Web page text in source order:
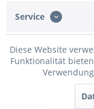
Infos zum
Folgende Infos
Service
Diese Website
Funktionalität